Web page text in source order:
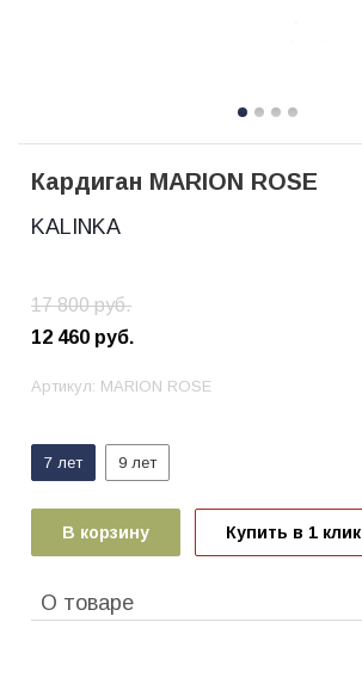
Кардиган MARION ROSE
KALINKA
17 800руб.
12 460 руб.
Артикул: MARION ROSE
7 лет 9 лет
В корзину Купить в 1 клик
О товаре